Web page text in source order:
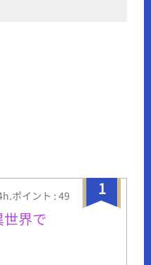
1
ポイント : 49
界で